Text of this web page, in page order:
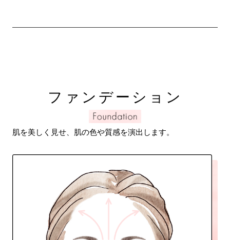
ファンデーション
肌を美しく見せ、肌の色や質感を演出します。